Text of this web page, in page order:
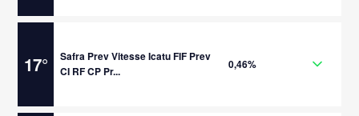
17°
Safra Prev Vitesse Icatu FIF Prev
CI RF CP Pr...
0,46%